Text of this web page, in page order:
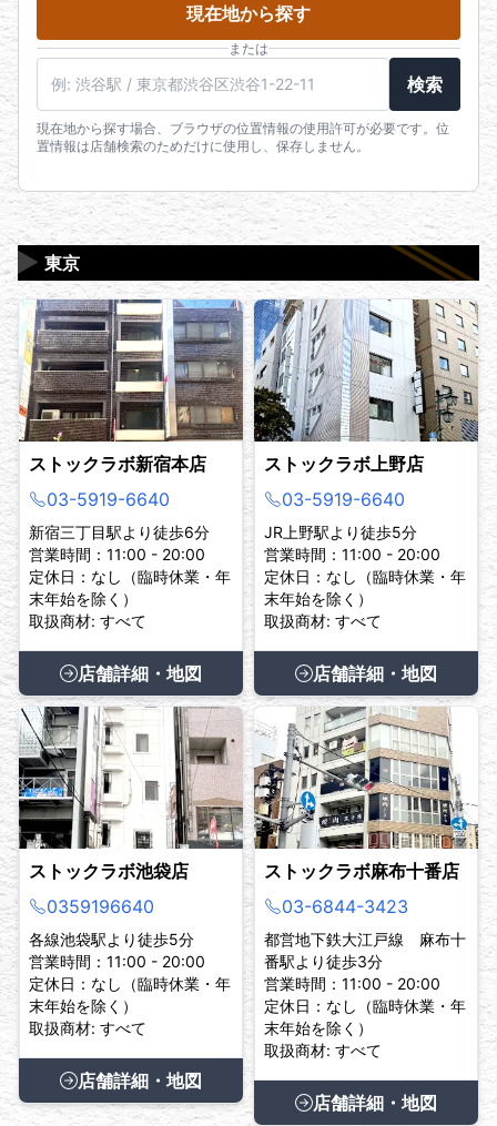
現在地から探す
または
検索
現在地から探す場合、ブラウザの位置情報の使用許可が必要です。位
置情報は店舗検索のためだけに使用し、保存しません。
東京
▶
ストックラボ新宿本店
03-5919-6640
新宿三丁目駅より徒歩6分
営業時間：11:00 - 20:00
定休日：なし（臨時休業・年
末年始を除く）
取扱商材: すべて
店舗詳細・地図
ストックラボ上野店
03-5919-6640
JR上野駅より徒歩5分
営業時間：11:00 - 20:00
定休日：なし（臨時休業・年
末年始を除く）
取扱商材: すべて
店舗詳細・地図
ストックラボ池袋店
0359196640
各線池袋駅より徒歩5分
営業時間：11:00 - 20:00
定休日：なし（臨時休業・年
末年始を除く）
取扱商材: すべて
店舗詳細・地図
ストックラボ麻布十番店
03-6844-3423
都営地下鉄大江戸線 麻布十
番駅より徒歩3分
営業時間：11:00 - 20:00
定休日：なし（臨時休業・年
末年始を除く）
取扱商材: すべて
店舗詳細・地図